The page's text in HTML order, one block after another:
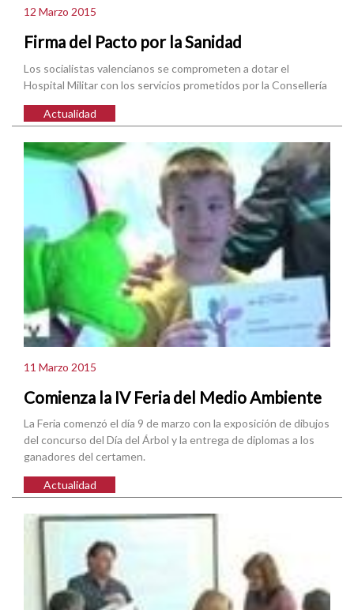
12 Marzo 2015
Firma del Pacto por la Sanidad
Los socialistas valencianos se comprometen a dotar el
Hospital Militar con los servicios prometidos por la Consellería
Actualidad
11 Marzo 2015
Comienza la IV Feria del Medio Ambiente
La Feria comenzó el día 9 de marzo con la exposición de dibujos
del concurso del Día del Árbol y la entrega de diplomas a los
ganadores del certamen.
Actualidad